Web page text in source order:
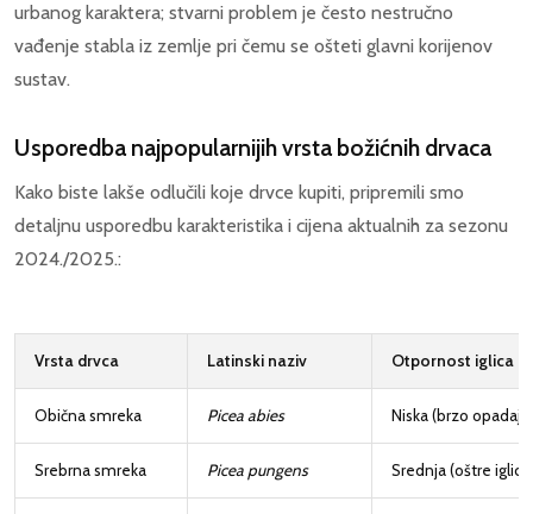
urbanog karaktera; stvarni problem je često nestručno
vađenje stabla iz zemlje pri čemu se ošteti glavni korijenov
sustav.
Usporedba najpopularnijih vrsta božićnih drvaca
Kako biste lakše odlučili koje drvce kupiti, pripremili smo
detaljnu usporedbu karakteristika i cijena aktualnih za sezonu
2024./2025.:
Vrsta drvca Latinski naziv Otpornost iglica
Obična smreka Picea abies Niska (brzo opadaju)
Srebrna smreka Picea pungens Srednja (oštre